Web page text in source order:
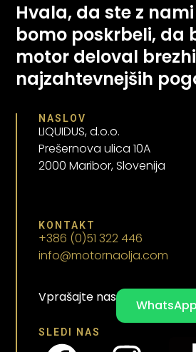
Hvala, da ste z
bomo poskrbeli, da
motor deloval
najzahtevnejših
NASLOV
LIQUIDUS, d.o.o.
Prešernova ulica 10A
2000 Maribor, Slovenija
KONTAKT
+386 (0)51 322 446
info@motornaolja.com
Vprašajte nas
WhatsApp
SLEDI NAS